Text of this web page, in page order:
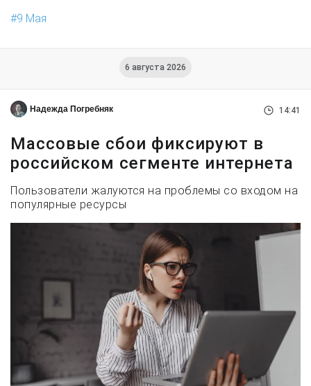
9 Мая
6 августа 2026
Надежда Погребняк 14:41
Массовые сбои фиксируют в
российском сегменте интернета
Пользователи жалуются на проблемы со входом на
популярные ресурсы